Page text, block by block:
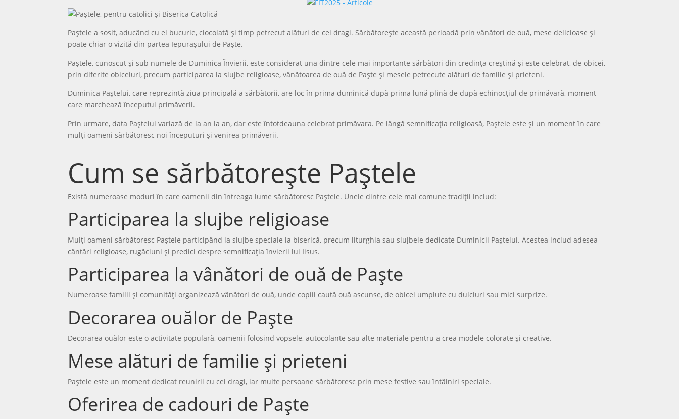
Paștele a sosit, aducând cu el bucurie, ciocolată și timp petrecut alături de cei dragi. Sărbătorește această perioadă prin vânători de ouă, mese delicioase și
poate chiar o vizită din partea Iepurașului de Paște.
Paștele, cunoscut și sub numele de Duminica Învierii, este considerat una dintre cele mai importante sărbători din credința creștină și este celebrat, de obicei,
prin diferite obiceiuri, precum participarea la slujbe religioase, vânătoarea de ouă de Paște și mesele petrecute alături de familie și prieteni.
Duminica Paștelui, care reprezintă ziua principală a sărbătorii, are loc în prima duminică după prima lună plină de după echinocțiul de primăvară, moment
care marchează începutul primăverii.
Prin urmare, data Paștelui variază de la an la an, dar este întotdeauna celebrat primăvara. Pe lângă semnificația religioasă, Paștele este și un moment în care
mulți oameni sărbătoresc noi începuturi și venirea primăverii.
Cum se sărbătorește Paștele
Există numeroase moduri în care oamenii din întreaga lume sărbătoresc Paștele. Unele dintre cele mai comune tradiții includ:
Participarea la slujbe religioase
Mulți oameni sărbătoresc Paștele participând la slujbe speciale la biserică, precum liturghia sau slujbele dedicate Duminicii Paștelui. Acestea includ adesea
cântări religioase, rugăciuni și predici despre semnificația învierii lui Iisus.
Participarea la vânători de ouă de Paște
Numeroase familii și comunități organizează vânători de ouă, unde copiii caută ouă ascunse, de obicei umplute cu dulciuri sau mici surprize.
Decorarea ouălor de Paște
Decorarea ouălor este o activitate populară, oamenii folosind vopsele, autocolante sau alte materiale pentru a crea modele colorate și creative.
Mese alături de familie și prieteni
Paștele este un moment dedicat reunirii cu cei dragi, iar multe persoane sărbătoresc prin mese festive sau întâlniri speciale.
Oferirea de cadouri de Paște